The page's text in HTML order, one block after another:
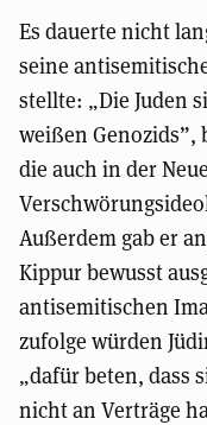
Es dauerte nicht
seine
stellte: „Die Juden
weißen Genozids”,
die auch in der
Außerdem gab er
Kippur bewusst
antisemitischen
zufolge würden
„dafür beten, dass
nicht an Verträge